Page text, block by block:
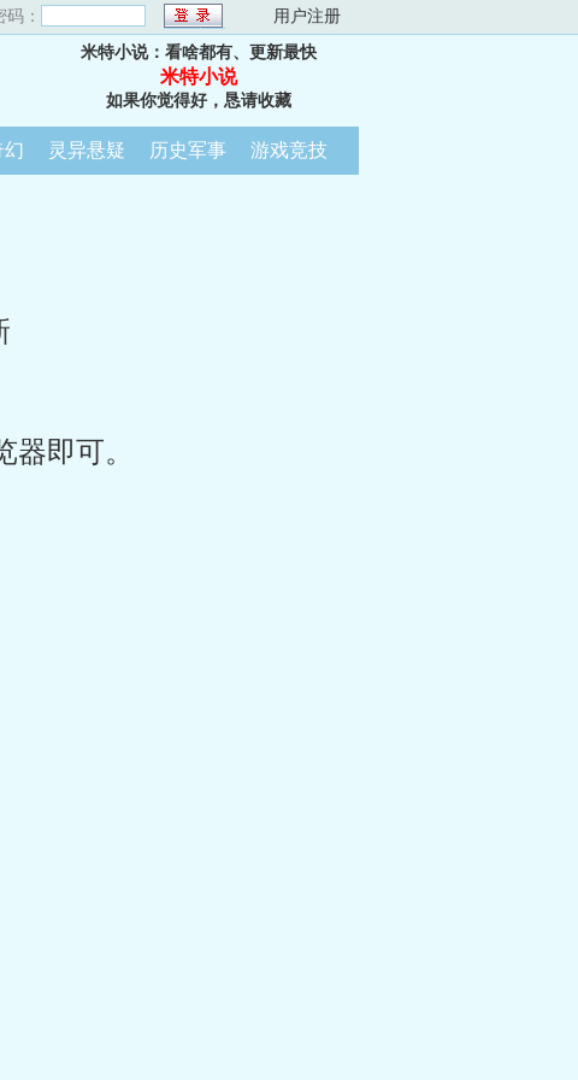
码： 用户注册
米特小说：看啥都有、更新最快
米特小说
如果你觉得好，恳请收藏
幻 灵异悬疑 历史军事 游戏竞技
即可。